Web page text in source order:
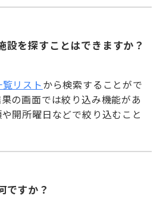
設を探すことはできますか？
覧リストから検索することがで
の画面では絞り込み機能があ
開所曜日などで絞り込むこと
ですか？